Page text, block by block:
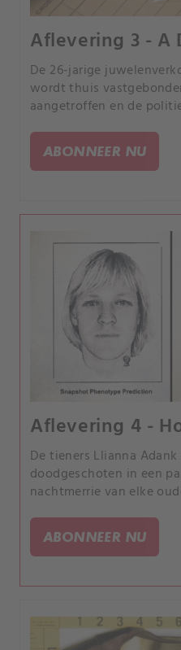
Aflevering 3 - A
De 26-jarige
wordt thuis
aangetroffen en de
ernaast sliep, houdt een
bezig.
ABONNEER NU
Aflevering 4 -
De tieners Llianna
doodgeschoten in een
nachtmerrie van elke
bewijsstuk hen naar een
verderop leidt.
ABONNEER NU